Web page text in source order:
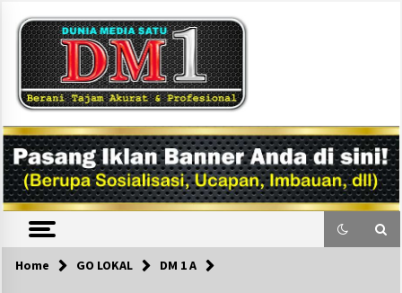
content
DM1
Home GO LOKAL DM 1 A